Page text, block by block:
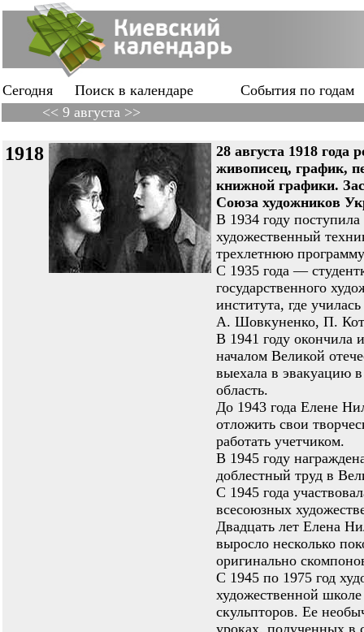
Сегодня Поиск в календаре
События по годам
<< 9 августа >>
1918
28 августа 1918
живописец, график,
книжной графики.
Союза художников
В 1934 году
художественный
трехлетнюю
С 1935 года —
государственного
института, где
А. Шовкуненко, П.
В 1941 году окончила
началом Великой
выехала в эвакуацию
область.
До 1943 года Елене
отложить свои
работать учетчиком.
В 1945 году
доблестный труд в
С 1945 года
всесоюзных
Двадцать лет Елена
выросло несколько
оригинально
С 1945 по 1975 год
художественной
скульпторов. Ее
уроках, полученных в